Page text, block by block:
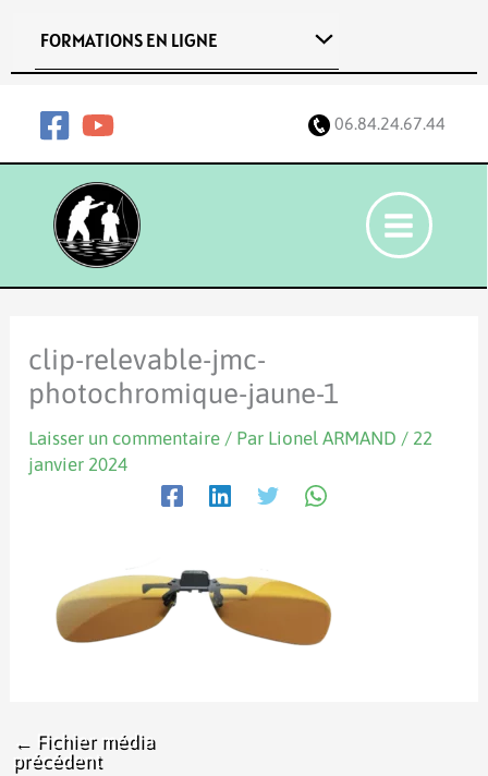
FORMATIONS EN LIGNE
06.84.24.67.44
clip-relevable-jmc-
photochromique-jaune-1
Laisser un commentaire / Par Lionel ARMAND / 22
janvier 2024
← Fichier média
précédent